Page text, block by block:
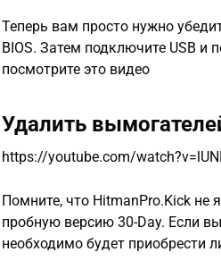
Теперь вам просто нужно
BIOS. Затем подключите USB и
посмотрите это видео
Удалить
https://youtube.com/
Помните, что HitmanPro.Kick не
пробную версию 30-Day. Если
необходимо будет приобрести